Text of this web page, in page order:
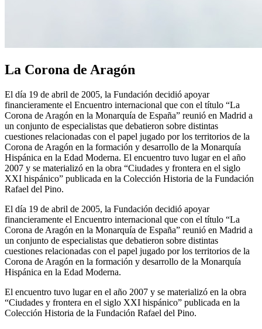
La Corona de Aragón
El día 19 de abril de 2005, la Fundación decidió apoyar
financieramente el Encuentro internacional que con el título “La
Corona de Aragón en la Monarquía de España” reunió en Madrid a
un conjunto de especialistas que debatieron sobre distintas
cuestiones relacionadas con el papel jugado por los territorios de la
Corona de Aragón en la formación y desarrollo de la Monarquía
Hispánica en la Edad Moderna. El encuentro tuvo lugar en el año
2007 y se materializó en la obra “Ciudades y frontera en el siglo
XXI hispánico” publicada en la Colección Historia de la Fundación
Rafael del Pino.
El día 19 de abril de 2005, la Fundación decidió apoyar
financieramente el Encuentro internacional que con el título “La
Corona de Aragón en la Monarquía de España” reunió en Madrid a
un conjunto de especialistas que debatieron sobre distintas
cuestiones relacionadas con el papel jugado por los territorios de la
Corona de Aragón en la formación y desarrollo de la Monarquía
Hispánica en la Edad Moderna.
El encuentro tuvo lugar en el año 2007 y se materializó en la obra
“Ciudades y frontera en el siglo XXI hispánico” publicada en la
Colección Historia de la Fundación Rafael del Pino.